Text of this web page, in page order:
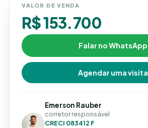
VALOR DE VENDA
R$ 153.700
Falar no WhatsApp
Agendar uma visita
Emerson Rauber
corretor responsável
CRECI 083412 F